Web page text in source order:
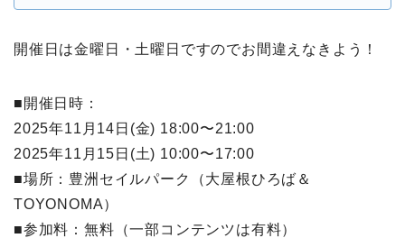
開催日は金曜日・土曜日ですのでお間違えなきよう！
■開催日時：
2025年11月14日(金) 18:00〜21:00
2025年11月15日(土) 10:00〜17:00
■場所：豊洲セイルパーク（大屋根ひろば＆
TOYONOMA）
■参加料：無料（一部コンテンツは有料）